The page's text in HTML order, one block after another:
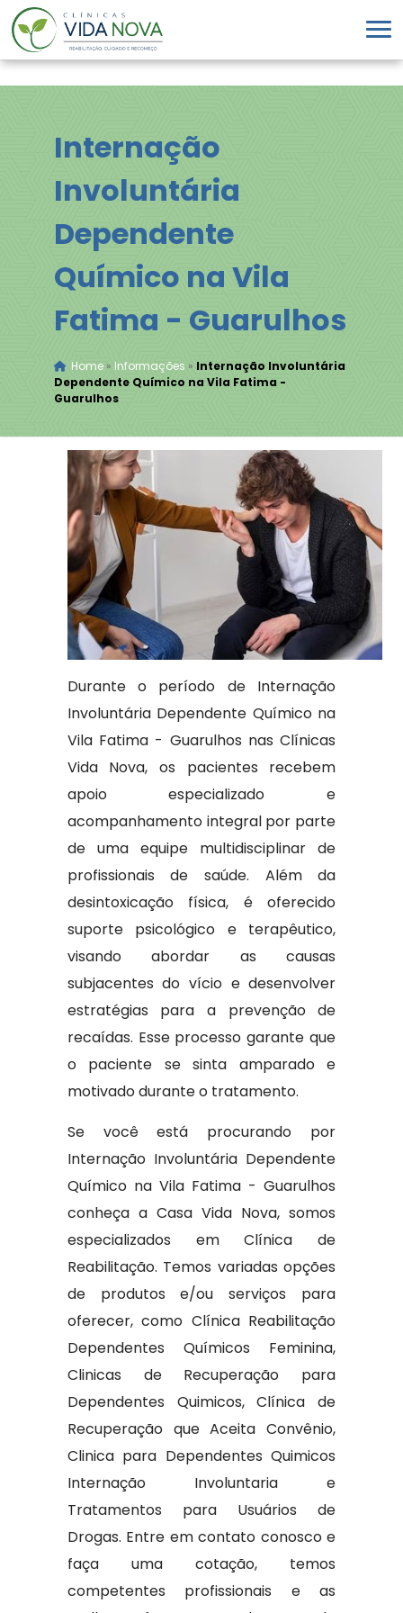
Internação
Involuntária
Dependente
Químico na Vila
Fatima - Guarulhos
Home» Informações » Internação Involuntária
Dependente Químico na Vila Fatima -
Guarulhos
Durante o período de Internação
Involuntária Dependente Químico na
Vila Fatima - Guarulhos nas Clínicas
Vida Nova, os pacientes recebem
apoio especializado e
acompanhamento integral por parte
de uma equipe multidisciplinar de
profissionais de saúde. Além da
desintoxicação física, é oferecido
suporte psicológico e terapêutico,
visando abordar as causas
subjacentes do vício e desenvolver
estratégias para a prevenção de
recaídas. Esse processo garante que
o paciente se sinta amparado e
motivado durante o tratamento.
Se você está procurando por
Internação Involuntária Dependente
Químico na Vila Fatima - Guarulhos
conheça a Casa Vida Nova, somos
especializados em Clínica de
Reabilitação. Temos variadas opções
de produtos e/ou serviços para
oferecer, como Clínica Reabilitação
Dependentes Químicos Feminina,
Clinicas de Recuperação para
Dependentes Quimicos, Clínica de
Recuperação que Aceita Convênio,
Clinica para Dependentes Quimicos
Internação Involuntaria e
Tratamentos para Usuários de
Drogas. Entre em contato conosco e
faça uma cotação, temos
competentes profissionais e as